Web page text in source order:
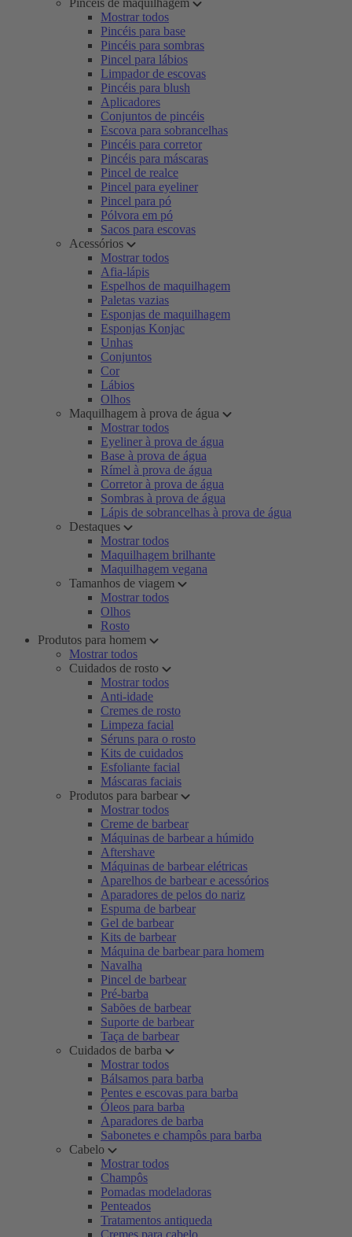
Pincéis de maquilhagem
Mostrar todos
Pincéis para base
Pincéis para sombras
Pincel para lábios
Limpador de escovas
Pincéis para blush
Aplicadores
Conjuntos de pincéis
Escova para sobrancelhas
Pincéis para corretor
Pincéis para máscaras
Pincel de realce
Pincel para eyeliner
Pincel para pó
Pólvora em pó
Sacos para escovas
Acessórios
Mostrar todos
Afia-lápis
Espelhos de maquilhagem
Paletas vazias
Esponjas de maquilhagem
Esponjas Konjac
Unhas
Conjuntos
Cor
Lábios
Olhos
Maquilhagem à prova de água
Mostrar todos
Eyeliner à prova de água
Base à prova de água
Rímel à prova de água
Corretor à prova de água
Sombras à prova de água
Lápis de sobrancelhas à prova de água
Destaques
Mostrar todos
Maquilhagem brilhante
Maquilhagem vegana
Tamanhos de viagem
Mostrar todos
Olhos
Rosto
Produtos para homem
Mostrar todos
Cuidados de rosto
Mostrar todos
Anti-idade
Cremes de rosto
Limpeza facial
Séruns para o rosto
Kits de cuidados
Esfoliante facial
Máscaras faciais
Produtos para barbear
Mostrar todos
Creme de barbear
Máquinas de barbear a húmido
Aftershave
Máquinas de barbear elétricas
Aparelhos de barbear e acessórios
Aparadores de pelos do nariz
Espuma de barbear
Gel de barbear
Kits de barbear
Máquina de barbear para homem
Navalha
Pincel de barbear
Pré-barba
Sabões de barbear
Suporte de barbear
Taça de barbear
Cuidados de barba
Mostrar todos
Bálsamos para barba
Pentes e escovas para barba
Óleos para barba
Aparadores de barba
Sabonetes e champôs para barba
Cabelo
Mostrar todos
Champôs
Pomadas modeladoras
Penteados
Tratamentos antiqueda
Cremes para cabelo